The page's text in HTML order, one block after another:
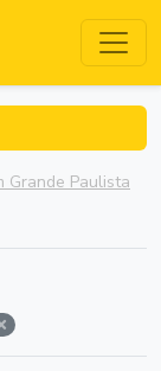
Grande Paulista